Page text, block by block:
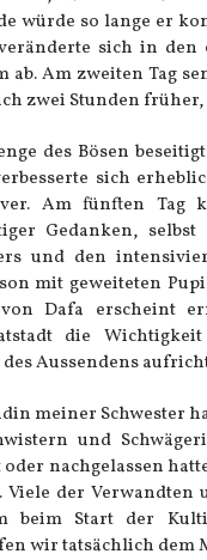
würde so lange er
sich in
ab. Am zweiten Tag
zwei Stunden früher,
des Bösen
sich
Am fünften
Gedanken,
und den
mit geweiteten
Dafa erscheint
die
Aussendens
meiner Schwester
und
nachgelassen
der
beim Start der
wir tatsächlich dem